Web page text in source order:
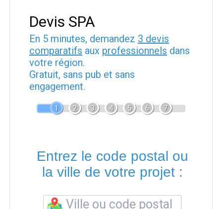
Devis SPA
En 5 minutes, demandez 3 devis
comparatifs aux professionnels dans
votre région.
Gratuit, sans pub et sans
engagement.
1 2 3 4 5 6 7
Entrez le code postal ou
la ville de votre projet :